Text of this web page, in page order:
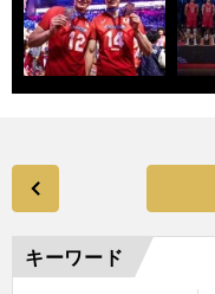
キーワード